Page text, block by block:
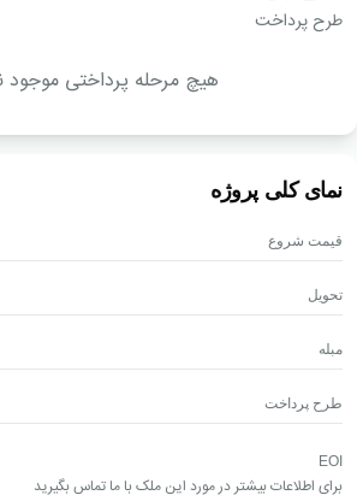
طرح پرداخت
هیچ مرحله پرداختی
نمای کلی پروژه
قیمت شروع
تحویل
مبله
طرح پرداخت
EOI
برای اطلاعات بیشتر در مورد این ملک با ما تماس بگیرید